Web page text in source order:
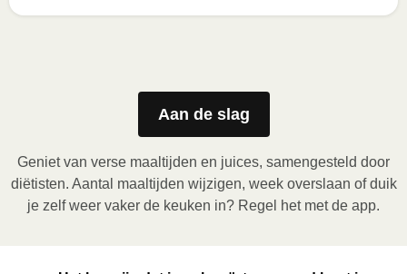
Zo geniet je er op z'n best van
Magnetron (800W):
Verwijder de kartonnen sleeve en prik enkele gaatjes
in de folie. Plaats het bakje in de magnetron en
verwarm de maaltijd gedurende 3,5 minuten. Laat de
maaltijd daarna nog 1 minuut rusten voor het
verwijderen van de folie. Pas bij het openen op voor
Aan de slag
Geniet van verse maaltijden en juices, samengesteld door
diëtisten. Aantal maaltijden wijzigen, week overslaan of duik
je zelf weer vaker de keuken in? Regel het met de app.